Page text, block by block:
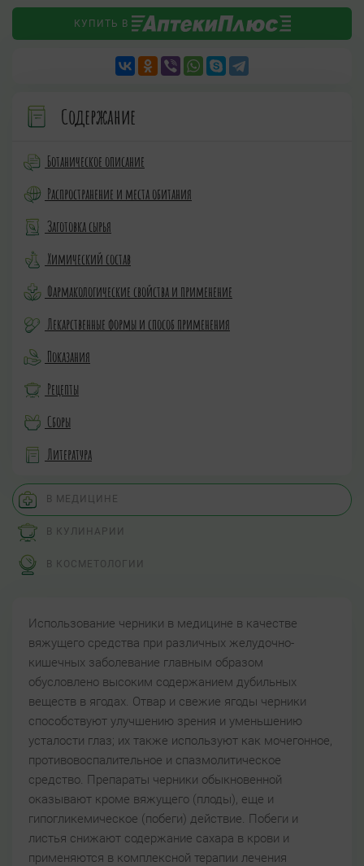
КУПИТЬ В
Содержание
Ботаническое описание
Распространение и места обитания
Заготовка сырья
Химический состав
Фармакологические свойства и применение
Лекарственные формы и способ применения
Показания
Рецепты
Сборы
Литература
В МЕДИЦИНЕ
В КУЛИНАРИИ
В КОСМЕТОЛОГИИ
Использование черники в медицине в качестве
вяжущего средства при различных желудочно-
кишечных заболевание главным образом
обусловлено высоким содержанием дубильных
веществ в ягодах. Отвар и свежие ягоды черники
способствуют улучшению зрения и уменьшению
усталости глаз; их также используют как мочегонное,
противовоспалительное и спазмолитическое
средство. Препараты черники обыкновенной
оказывают кроме вяжущего (плоды), еще и
гипогликемическое (побеги) действие. Побеги и
листья снижают содержание сахара в крови и
применяются в комплексной терапии лечения